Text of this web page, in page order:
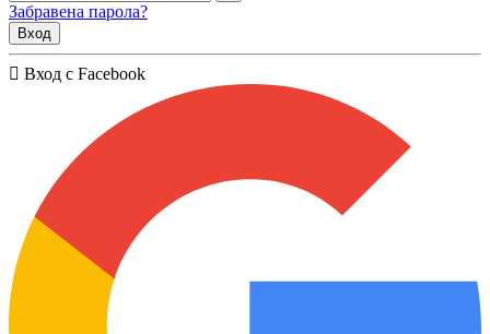
Забравена парола?
Вход
Вход с Facebook